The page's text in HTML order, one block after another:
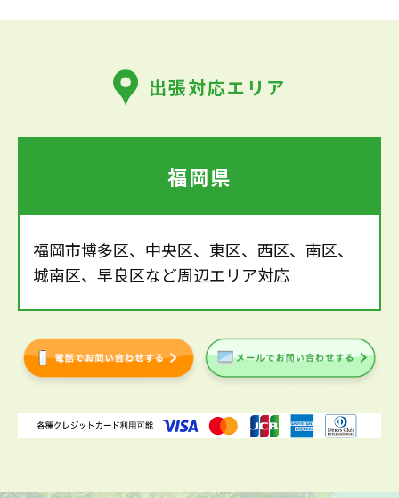
出張対応エリア
福岡県
福岡市博多区、中央区、東区、西区、南区、
城南区、早良区など周辺エリア対応